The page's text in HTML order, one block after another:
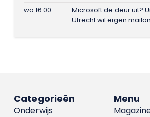
wo 16:00
Microsoft de deur uit?
Utrecht wil eigen
Menu
Categorieën
Onderwijs